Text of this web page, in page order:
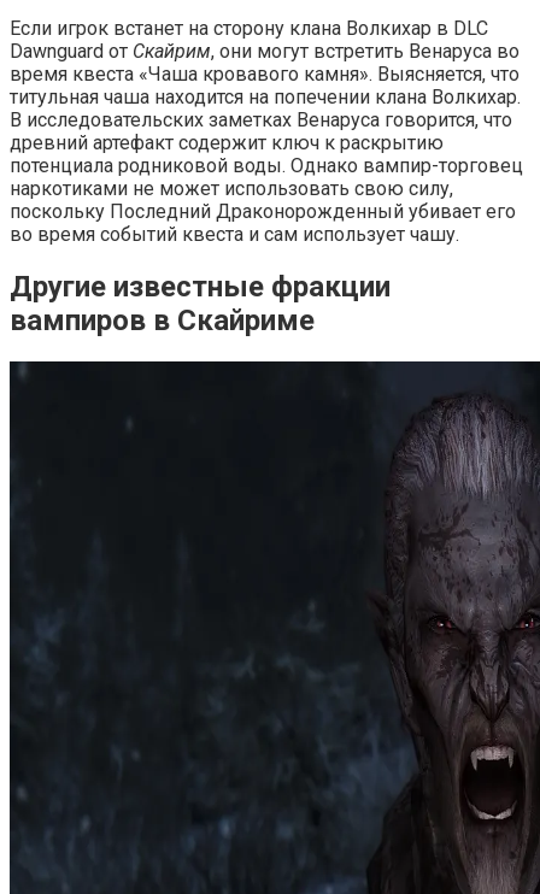
Если игрок встанет на сторону клана Волкихар в DLC
Dawnguard от Скайрим, они могут встретить Венаруса во
время квеста «Чаша кровавого камня». Выясняется, что
титульная чаша находится на попечении клана Волкихар.
В исследовательских заметках Венаруса говорится, что
древний артефакт содержит ключ к раскрытию
потенциала родниковой воды. Однако вампир-торговец
наркотиками не может использовать свою силу,
поскольку Последний Драконорожденный убивает его
во время событий квеста и сам использует чашу.
Другие известные фракции
вампиров в Скайриме